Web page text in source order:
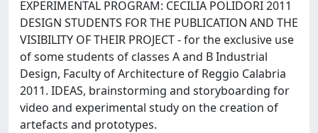
EXPERIMENTAL PROGRAM: CECILIA POLIDORI 2011
DESIGN STUDENTS FOR THE PUBLICATION AND THE
VISIBILITY OF THEIR PROJECT - for the exclusive use
of some students of classes A and B Industrial
Design, Faculty of Architecture of Reggio Calabria
2011. IDEAS, brainstorming and storyboarding for
video and experimental study on the creation of
artefacts and prototypes.